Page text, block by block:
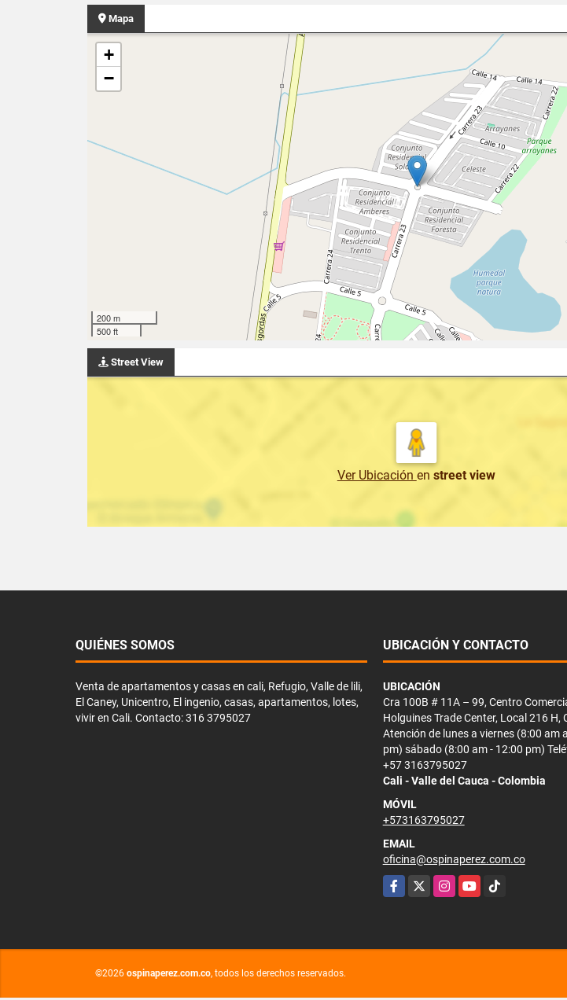
Mapa
+
−
200 m
500 ft
Street View
Ver Ubicación en street view
QUIÉNES SOMOS
Venta de apartamentos y casas en cali, Refugio, Valle de lili,
El Caney, Unicentro, El ingenio, casas, apartamentos, lotes,
vivir en Cali. Contacto: 316 3795027
UBICACIÓN Y CONTACTO
UBICACIÓN
Cra 100B # 11A – 99, Centro
Holguines Trade Center, Local 216 H,
Atención de lunes a viernes (8:00 am
pm) sábado (8:00 am - 12:00 pm)
+57 3163795027
Cali - Valle del Cauca - Colombia
MÓVIL
+573163795027
EMAIL
oficina@ospinaperez.com.co
Facebook
X InstagramYouTubeTikTok
©2026 ospinaperez.com.co, todos los derechos reservados.